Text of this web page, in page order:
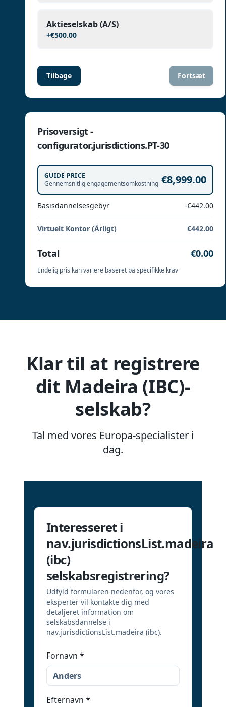
Aktieselskab (A/S)
+€500.00
Tilbage Fortsæt
Prisoversigt -
configurator.jurisdictions.PT-30
GUIDE PRICE
Gennemsnitlig engagementsomkostning €8,999.00
Basisdannelsesgebyr -€442.00
Virtuelt Kontor (Årligt) €442.00
Total €0.00
Endelig pris kan variere baseret på specifikke krav
Klar til at registrere
dit Madeira (IBC)-
selskab?
Tal med vores Europa-specialister i
dag.
Interesseret i
nav.jurisdictionsList.madeira
(ibc)
selskabsregistrering?
Udfyld formularen nedenfor, og vores
eksperter vil kontakte dig med
detaljeret information om
selskabsdannelse i
nav.jurisdictionsList.madeira (ibc).
Fornavn *
Efternavn *